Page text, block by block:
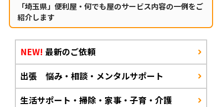
「埼玉県」便利屋・何でも屋のサービス内容の一例をご
紹介します
NEW! 最新のご依頼
出張 悩み・相談・メンタルサポート
生活サポート・掃除・家事・子育・介護